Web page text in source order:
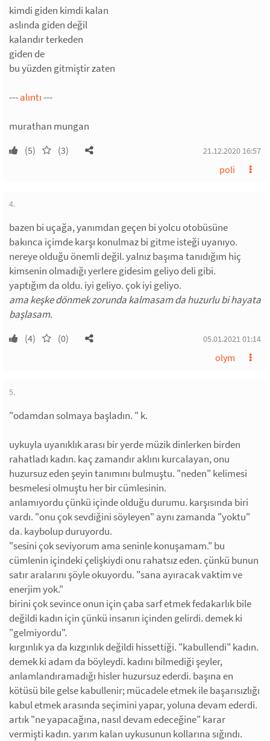
kimdi giden kimdi kalan
aslında giden değil
kalandır terkeden
giden de
bu yüzden gitmiştir zaten
---alıntı---
murathan mungan
(5) (3) 21.12.2020 16:57
poli
4.
bazen bi uçağa, yanımdan geçen bi yolcu otobüsüne
bakınca içimde karşı konulmaz bi gitme isteği uyanıyo.
nereye olduğu önemli değil. yalnız başıma tanıdığım hiç
kimsenin olmadığı yerlere gidesim geliyo deli gibi.
yaptığım da oldu. iyi geliyo. çok iyi geliyo.
ama keşke dönmek zorunda kalmasam da huzurlu bi hayata
başlasam.
(4) (0) 05.01.2021 01:14
olym
5.
"odamdan solmaya başladın. " k.
uykuyla uyanıklık arası bir yerde müzik dinlerken birden
rahatladı kadın. kaç zamandır aklını kurcalayan, onu
huzursuz eden şeyin tanımını bulmuştu. "neden" kelimesi
besmelesi olmuştu her bir cümlesinin.
anlamıyordu çünkü içinde olduğu durumu. karşısında biri
vardı. "onu çok sevdiğini söyleyen" aynı zamanda "yoktu"
da. kaybolup duruyordu.
"sesini çok seviyorum ama seninle konuşamam." bu
cümlenin içindeki çelişkiydi onu rahatsız eden. çünkü bunun
satır aralarını şöyle okuyordu. "sana ayıracak vaktim ve
enerjim yok."
birini çok sevince onun için çaba sarf etmek fedakarlık bile
değildi kadın için çünkü insanın içinden gelirdi. demek ki
"gelmiyordu".
kırgınlık ya da kızgınlık değildi hissettiği. "kabullendi" kadın.
demek ki adam da böyleydi. kadını bilmediği şeyler,
anlamlandıramadığı hisler huzursuz ederdi. başına en
kötüsü bile gelse kabullenir; mücadele etmek ile başarısızlığı
kabul etmek arasında seçimini yapar, yoluna devam ederdi.
artık "ne yapacağına, nasıl devam edeceğine" karar
vermişti kadın. yarım kalan uykusunun kollarına sığındı.